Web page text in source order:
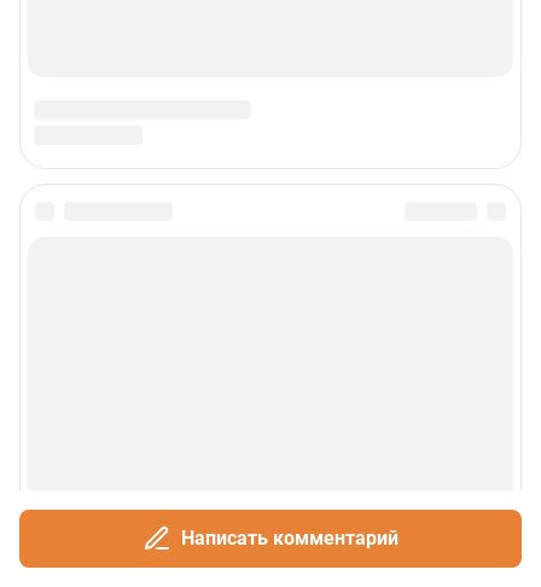
Написать комментарий